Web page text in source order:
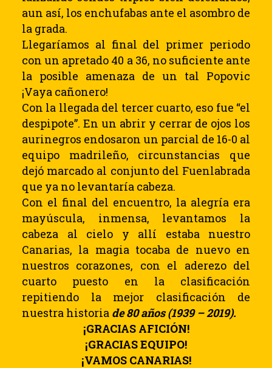
aun así, los enchufabas ante el asombro de
la grada.
Llegaríamos al final del primer periodo
con un apretado 40 a 36, no suficiente ante
la posible amenaza de un tal Popovic
¡Vaya cañonero!
Con la llegada del tercer cuarto, eso fue “el
despipote”. En un abrir y cerrar de ojos los
aurinegros endosaron un parcial de 16-0 al
equipo madrileño, circunstancias que
dejó marcado al conjunto del Fuenlabrada
que ya no levantaría cabeza.
Con el final del encuentro, la alegría era
mayúscula, inmensa, levantamos la
cabeza al cielo y allí estaba nuestro
Canarias, la magia tocaba de nuevo en
nuestros corazones, con el aderezo del
cuarto puesto en la clasificación
repitiendo la mejor clasificación de
nuestra historia de 80 años (1939 – 2019).
¡GRACIAS AFICIÓN!
¡GRACIAS EQUIPO!
¡VAMOS CANARIAS!